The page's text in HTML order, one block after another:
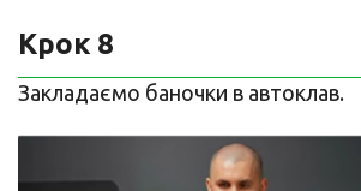
Крок 8
Закладаємо баночки в автоклав.